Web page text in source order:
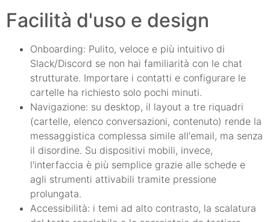
Facilità d'uso e design
Onboarding: Pulito, veloce e più intuitivo di
Slack/Discord se non hai familiarità con le chat
strutturate. Importare i contatti e configurare le
cartelle ha richiesto solo pochi minuti.
Navigazione: su desktop, il layout a tre riquadri
(cartelle, elenco conversazioni, contenuto) rende la
messaggistica complessa simile all'email, ma senza
il disordine. Su dispositivi mobili, invece,
l'interfaccia è più semplice grazie alle schede e
agli strumenti attivabili tramite pressione
prolungata.
Accessibilità: i temi ad alto contrasto, la scalatura